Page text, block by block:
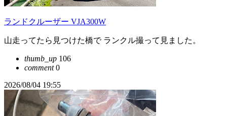
ランドクルーザー VJA300W
山走ってたら見つけた橋で ランクル撮って見ました。
thumb_up 106
comment0
2026/08/04 19:55